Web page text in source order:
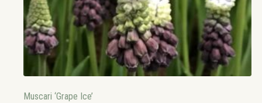
Muscari ‘Grape Ice’